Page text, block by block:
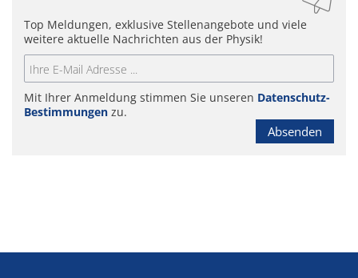
Top Meldungen, exklusive Stellenangebote und viele
weitere aktuelle Nachrichten aus der Physik!
Mit Ihrer Anmeldung stimmen Sie unseren Datenschutz-
Bestimmungen zu.
Absenden